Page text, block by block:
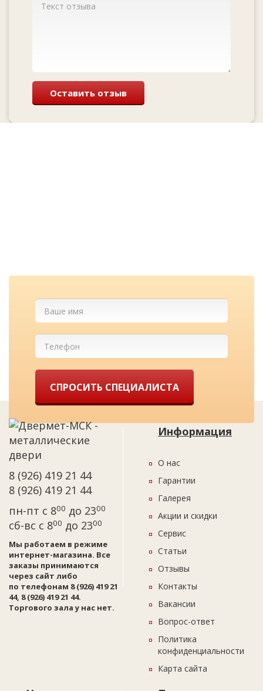
Оставить отзыв
СПРОСИТЬ СПЕЦИАЛИСТА
8 (926) 419 21 44
8 (926) 419 21 44
пн-пт с 800 до 2300
сб-вс с 800 до 2300
Мы работаем в режиме
интернет-магазина. Все
заказы принимаются
через сайт либо
по телефонам 8 (926) 419 21
44, 8 (926) 419 21 44.
Торгового зала у нас нет.
Информация
О нас
Гарантии
Галерея
Акции и скидки
Сервис
Статьи
Отзывы
Контакты
Вакансии
Вопрос-ответ
Политика
конфиденциальности
Карта сайта